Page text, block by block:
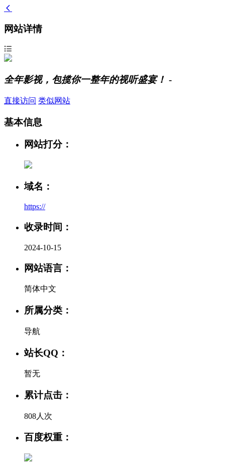
网站详情
全年影视，包揽你一整年的视听盛宴！ -
直接访问 类似网站
基本信息
网站打分：
域名：
https://
收录时间：
2024-10-15
网站语言：
简体中文
所属分类：
导航
站长QQ：
暂无
累计点击：
808人次
百度权重：